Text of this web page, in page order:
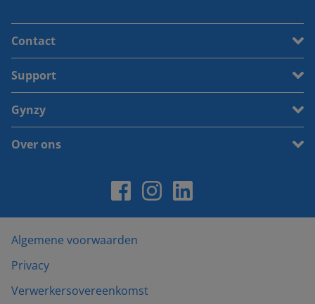
Contact
Support
Gynzy
Over ons
Algemene voorwaarden
Privacy
Verwerkersovereenkomst